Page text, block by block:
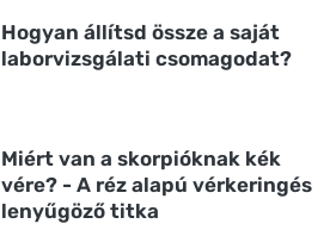
Hogyan állítsd össze a saját
laborvizsgálati csomagodat?
Miért van a skorpióknak kék
vére? - A réz alapú vérkeringés
lenyűgöző titka